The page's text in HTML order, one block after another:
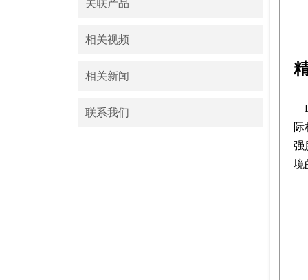
关联产品
相关视频
相关新闻
联系我们
际
强
境